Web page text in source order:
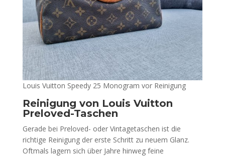
Louis Vuitton Speedy 25 Monogram vor Reinigung
Reinigung von Louis Vuitton
Preloved-Taschen
Gerade bei Preloved- oder Vintagetaschen ist die
richtige Reinigung der erste Schritt zu neuem Glanz.
Oftmals lagern sich über Jahre hinweg feine